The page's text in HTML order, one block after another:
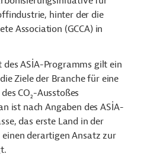
hinter der die
Association (GCCA) in
ASİA-Programms gilt ein
Ziele der Branche für eine
CO2-Ausstoßes
ist nach Angaben des ASİA-
das erste Land in der
einen derartigen Ansatz zur